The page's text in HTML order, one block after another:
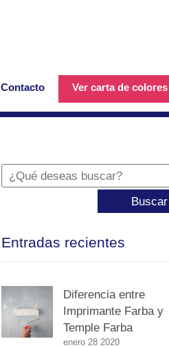
Contacto Ver carta de colores
Buscar
Entradas recientes
Diferencia entre
Imprimante Farba y
Temple Farba
enero 28 2020